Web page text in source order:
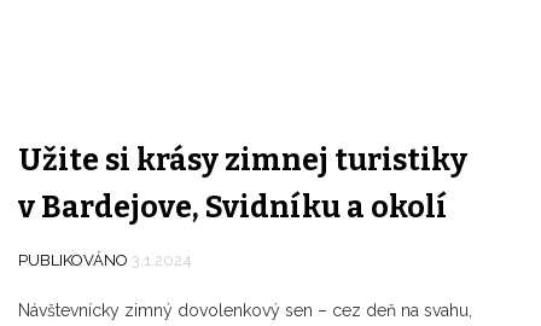
Užite si krásy zimnej turistiky
v Bardejove, Svidníku a okolí
PUBLIKOVÁNO 3.1.2024
Návštevnícky zimný dovolenkový sen – cez deň na svahu,